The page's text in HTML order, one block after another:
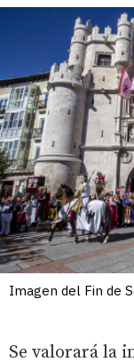
Imagen del Fin de
Se valorará la